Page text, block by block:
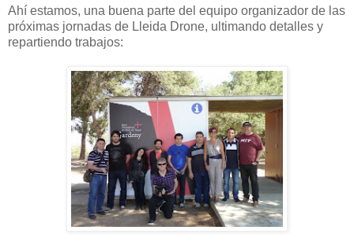
Ahí estamos, una buena parte del equipo organizador de las
próximas jornadas de Lleida Drone, ultimando detalles y
repartiendo trabajos: